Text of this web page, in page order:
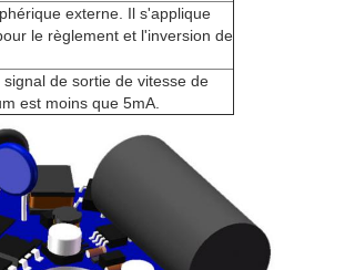
externe. Il s'applique
le règlement et l'inversion de
de sortie de vitesse de
est moins que 5mA.